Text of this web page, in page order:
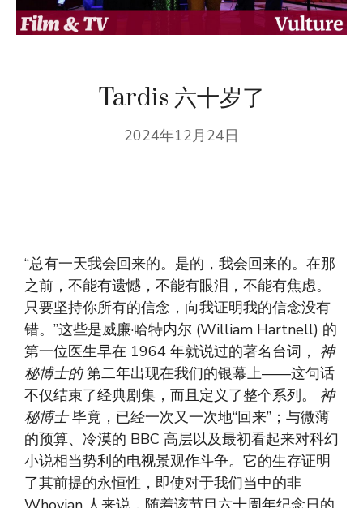
Tardis 六十岁了
2024年12月24日
“总有一天我会回来的。是的，我会回来的。在那
之前，不能有遗憾，不能有眼泪，不能有焦虑。
只要坚持你所有的信念，向我证明我的信念没有
错。”这些是威廉·哈特内尔 (William Hartnell) 的
第一位医生早在 1964 年就说过的著名台词， 神
秘博士的第二年出现在我们的银幕上——这句话
不仅结束了经典剧集，而且定义了整个系列。 神
秘博士毕竟，已经一次又一次地“回来”；与微薄
的预算、冷漠的 BBC 高层以及最初看起来对科幻
小说相当势利的电视景观作斗争。它的生存证明
了其前提的永恒性，即使对于我们当中的非